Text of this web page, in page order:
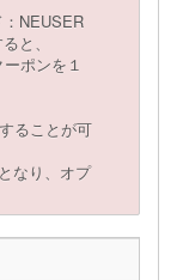
NEUSER
と、
ポンを１
ることが可
なり、オプ